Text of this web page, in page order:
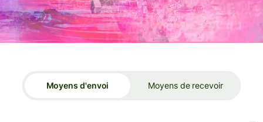
Moyens d'envoi Moyens de recevoir